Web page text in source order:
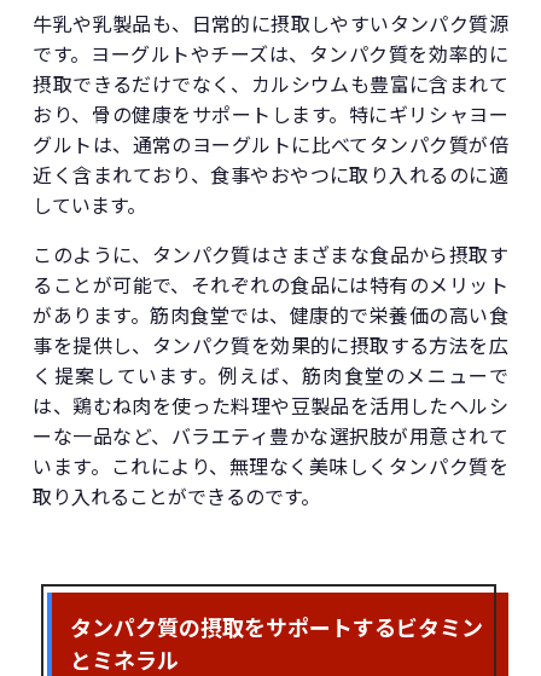
牛乳や乳製品も、日常的に摂取しやすいタンパク質源
です。ヨーグルトやチーズは、タンパク質を効率的に
摂取できるだけでなく、カルシウムも豊富に含まれて
おり、骨の健康をサポートします。特にギリシャヨー
グルトは、通常のヨーグルトに比べてタンパク質が倍
近く含まれており、食事やおやつに取り入れるのに適
しています。
このように、タンパク質はさまざまな食品から摂取す
ることが可能で、それぞれの食品には特有のメリット
があります。筋肉食堂では、健康的で栄養価の高い食
事を提供し、タンパク質を効果的に摂取する方法を広
く提案しています。例えば、筋肉食堂のメニューで
は、鶏むね肉を使った料理や豆製品を活用したヘルシ
ーな一品など、バラエティ豊かな選択肢が用意されて
います。これにより、無理なく美味しくタンパク質を
取り入れることができるのです。
タンパク質の摂取をサポートするビタミン
とミネラル